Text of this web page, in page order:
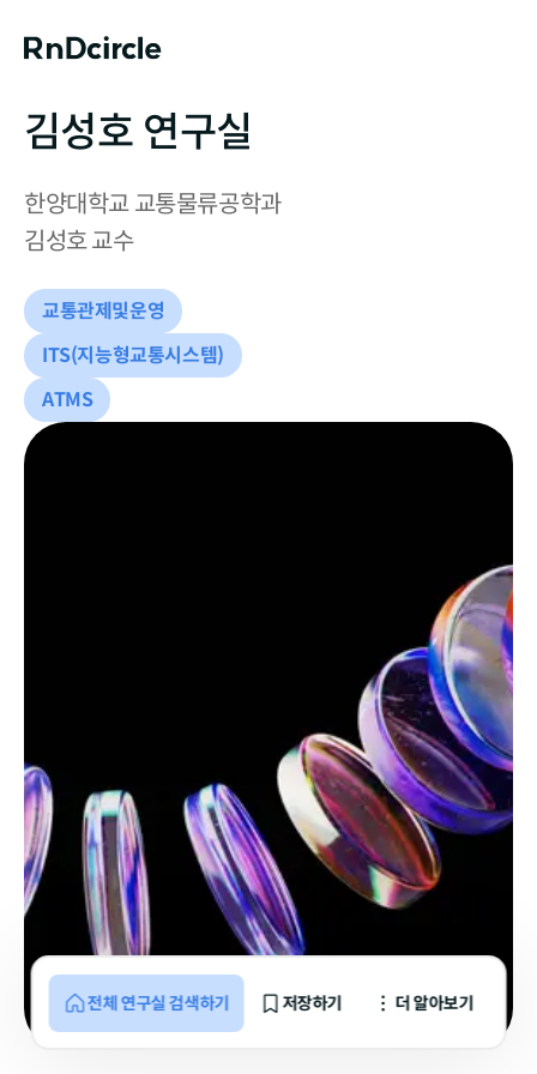
김성호 연구실
한양대학교 교통물류공학과
김성호 교수
교통관제및운영
ITS(지능형교통시스템)
ATMS
전체 연구실 검색하기 저장하기 더 알아보기